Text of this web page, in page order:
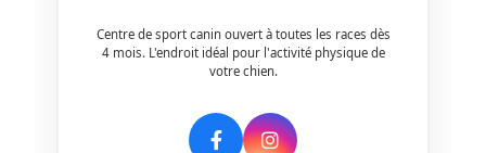
Centre de sport canin ouvert à toutes les races dès
4 mois. L'endroit idéal pour l'activité physique de
votre chien.